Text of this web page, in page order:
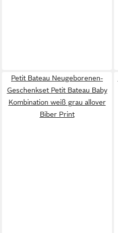
Petit Bateau Neugeborenen-
Geschenkset Petit Bateau Baby
Kombination weiß grau allover
Biber Print